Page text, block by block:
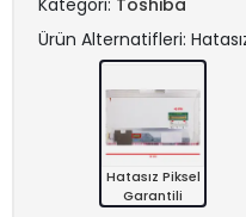
Kategori: Toshiba
Ürün Alternatifleri:
Hatasız Piksel
Garantili